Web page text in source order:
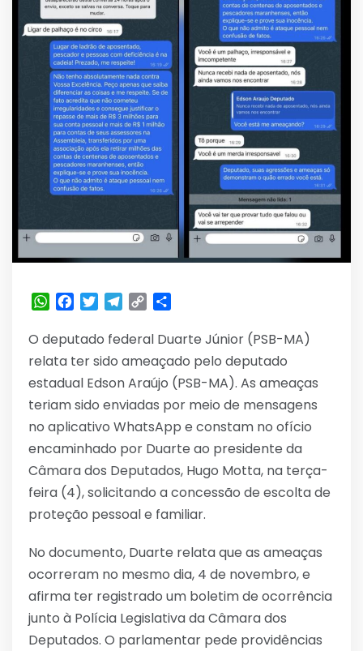
WhatsApp
Facebook
TwitterTelegram
Copy
O deputado federal Duarte Júnior (PSB-MA)
relata ter sido ameaçado pelo deputado
estadual Edson Araújo (PSB-MA). As ameaças
teriam sido enviadas por meio de mensagens
no aplicativo WhatsApp e constam no ofício
encaminhado por Duarte ao presidente da
Câmara dos Deputados, Hugo Motta, na terça-
feira (4), solicitando a concessão de escolta de
proteção pessoal e familiar.
No documento, Duarte relata que as ameaças
ocorreram no mesmo dia, 4 de novembro, e
afirma ter registrado um boletim de ocorrência
junto à Polícia Legislativa da Câmara dos
Deputados. O parlamentar pede providências